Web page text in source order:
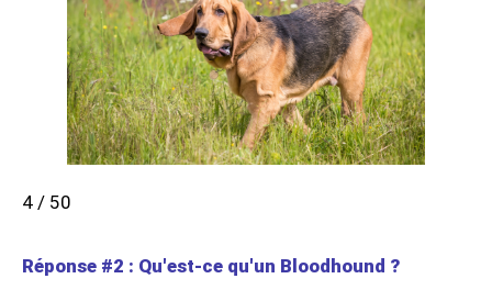
4 / 50
Réponse #2 : Qu'est-ce qu'un Bloodhound ?